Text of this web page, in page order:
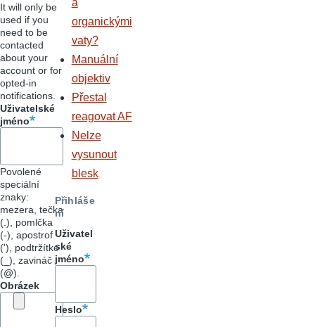
It will only be
used if you
need to be
contacted
about your
account or for
opted-in
notifications.
Uživatelské
jméno
Povolené
speciální
znaky:
mezera, tečka
(.), pomlčka
(-), apostrof
('), podtržítko
(_), zavináč
(@).
Obrázek
a
organickými
vaty?
Manuální
objektiv
Přestal
reagovat AF
Nelze
vysunout
blesk
Přihláše
ní
Uživatel
ské
jméno
Heslo